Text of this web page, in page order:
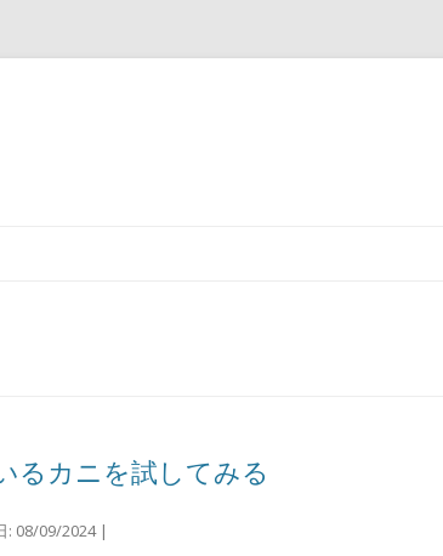
るカニを試してみる
: 08/09/2024|